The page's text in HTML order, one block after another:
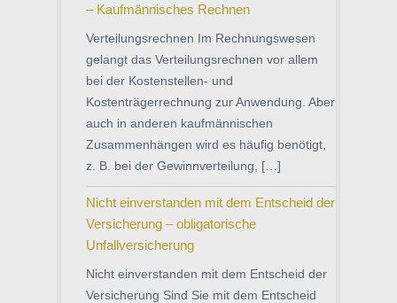
– Kaufmännisches Rechnen
Verteilungsrechnen Im Rechnungswesen
gelangt das Verteilungsrechnen vor allem
bei der Kostenstellen- und
Kostenträgerrechnung zur Anwendung. Aber
auch in anderen kaufmännischen
Zusammenhängen wird es häufig benötigt,
z. B. bei der Gewinnverteilung, […]
Nicht einverstanden mit dem Entscheid der
Versicherung – obligatorische
Unfallversicherung
Nicht einverstanden mit dem Entscheid der
Versicherung Sind Sie mit dem Entscheid